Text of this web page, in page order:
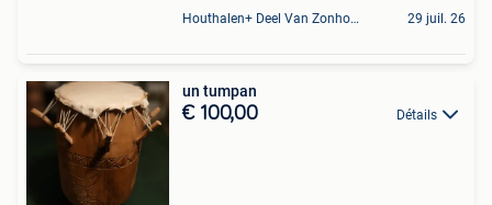
Houthalen+ Deel Van Zonhoven En Zolder 29 juil. 26
un tumpan
€ 100,00 Détails